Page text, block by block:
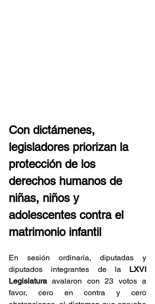
Con dictámenes,
legisladores priorizan la
protección de los
derechos humanos de
niñas, niños y
adolescentes contra el
matrimonio infantil
En sesión ordinaria, diputadas y
diputados integrantes de la LXVI
Legislatura avalaron con 23 votos a
favor, cero en contra y cero